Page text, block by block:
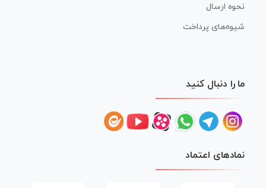
نحوه ارسال
شیوه‌های پرداخت
ما را دنبال کنید
نمادهای اعتماد